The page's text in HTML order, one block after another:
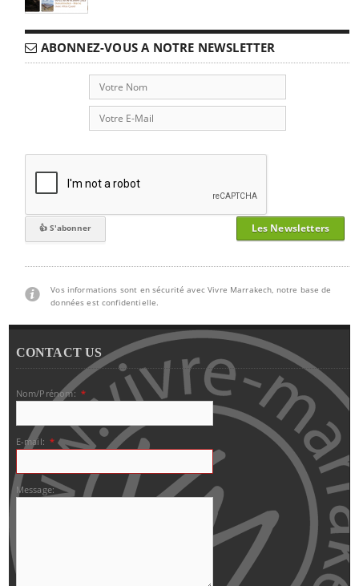
ABONNEZ-VOUS A NOTRE NEWSLETTER
Les Newsletters
Vos informations sont en sécurité avec Vivre Marrakech, notre base de
données est confidentielle.
CONTACT US
Nom/Prénom: *
E-mail: *
Message: